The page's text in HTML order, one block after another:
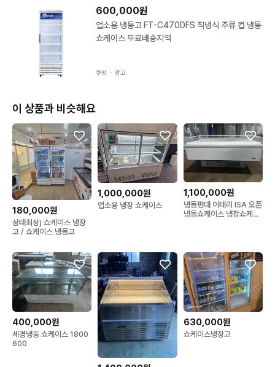
냉장고, 세탁기, TV, 전자레인지, 에어컨 등
필요하신 중고가전 전부 있어요!
세척 싹~ 점검까지 끝낸 제품만 판매합니다.
✅️ 제품 상태나 실사진 궁금하시면
찾으시는 모델 있으시면 말씀만 해주세요~😄
🔆 중고 제품이라도, 거래는 새것처럼 깔끔하게.
믿고 찾을 수 있는 중고가전,
[사랑이 가득한] 사가중고가전이 되겠습니다.
🚚 수도권 배송&설치 안내
서울 / 경기 / 인천
배송 + 설치비용 : 정찰액 4만원
⚡️엘리베이터 없거나, 사다리차 필요한 경우
추가비용 있습니다.
♥️ 여러 대 구매 시 설치비 할인 혜택이 제공될 수 있습니다.
600,000원
업소용 냉동고 FT-C470DFS 직냉식 주류 컵 냉동
쇼케이스 무료배송지역
쿠팡 ・ 광고
이 상품과 비슷해요
180,000원
상태최상) 쇼케이스 냉장
고 / 쇼케이스 냉동고
1,000,000원
업소용 냉장 쇼케이스
1,100,000원
냉동평대 이태리 ISA 오픈
냉동쇼케이스 냉장쇼케이
400,000원
세경냉동 쇼케이스 1800
600
630,000원
쇼케이스냉장고